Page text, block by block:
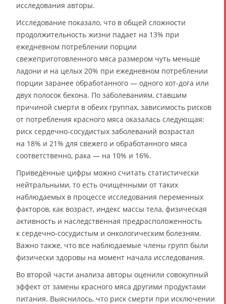
исследования авторы.
Исследование показало, что в общей сложности
продолжительность жизни падает на 13% при
ежедневном потреблении порции
свежеприготовленного мяса размером чуть меньше
ладони и на целых 20% при ежедневном потреблении
порции заранее обработанного — одного хот-дога или
двух полосок бекона. По заболеваниям, ставшим
причиной смерти в обеих группах, зависимость рисков
от потребления красного мяса оказалась следующая:
риск сердечно-сосудистых заболеваний возрастал
на 18% и 21% для свежего и обработанного мяса
соответственно, рака — на 10% и 16%.
Приведённые цифры можно считать статистически
нейтральными, то есть очищенными от таких
наблюдаемых в процессе исследования переменных
факторов, как возраст, индекс массы тела, физическая
активность и наследственная предрасположенность
к сердечно-сосудистым и онкологическим болезням.
Важно также, что все наблюдаемые члены групп были
физически здоровы на момент начала исследования.
Во второй части анализа авторы оценили совокупный
эффект от замены красного мяса другими продуктами
питания. Выяснилось, что риск смерти при исключении